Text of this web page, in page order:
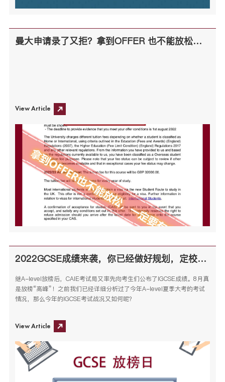
曼大申请录了又拒？拿到OFFER 也不能放松警惕！
View Article
2022GCSE成绩来袭，你已经做好规划，定校了吗？
继A-level放榜后，CAIE考试局又率先向考生们公布了IGCSE成绩。8月真
是放榜“高峰”！之前我们已经详细分析过了今年A-level夏季大考的考试
情况，那么今年的IGCSE考试战况又如何呢？
View Article